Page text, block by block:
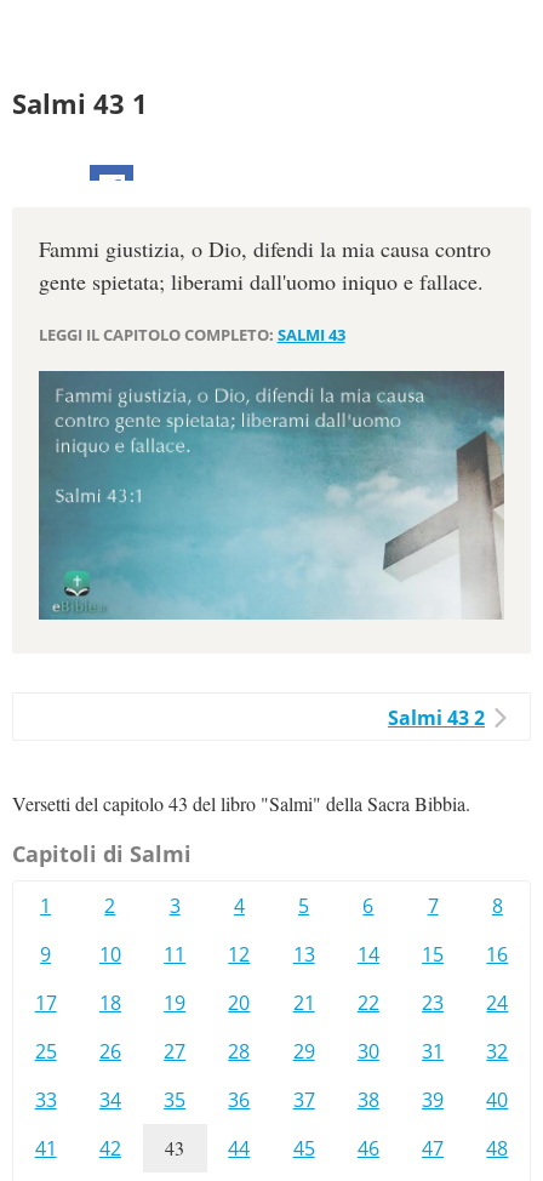
Salmi 43 1
Fammi giustizia, o Dio, difendi la mia causa contro
gente spietata; liberami dall'uomo iniquo e fallace.
LEGGI IL CAPITOLO COMPLETO: SALMI 43
Salmi 43 2
Versetti del capitolo 43 del libro "Salmi" della Sacra Bibbia.
Capitoli di Salmi
1 2 3 4 5 6 7
8
9
10 11 12 13 14 15
16
17
18 19 20 21 22 23
24
25
26 27 28 29 30 31
32
33
34 35 36 37 38 39
40
41
42 43 44 45 46 47
48